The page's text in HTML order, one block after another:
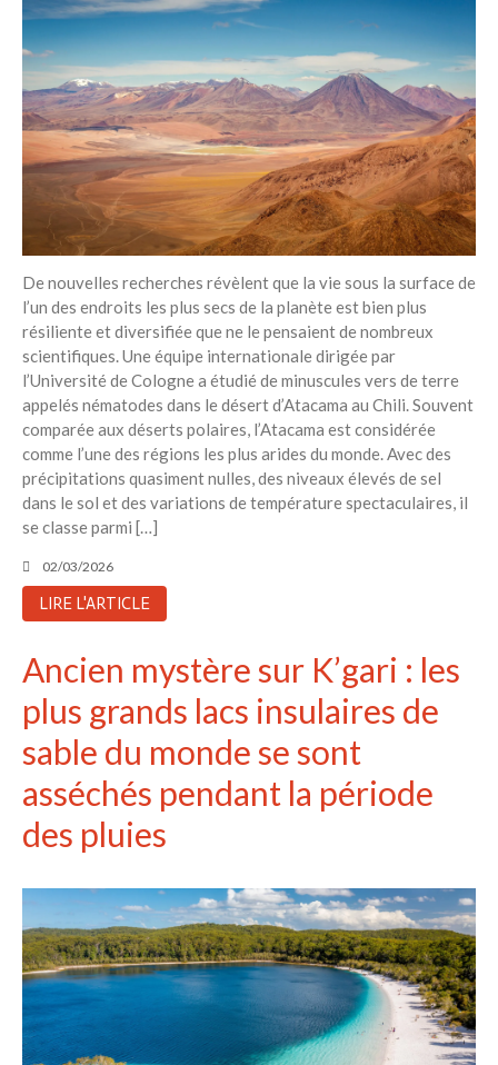
De nouvelles recherches révèlent que la vie sous la surface de
l’un des endroits les plus secs de la planète est bien plus
résiliente et diversifiée que ne le pensaient de nombreux
scientifiques. Une équipe internationale dirigée par
l’Université de Cologne a étudié de minuscules vers de terre
appelés nématodes dans le désert d’Atacama au Chili. Souvent
comparée aux déserts polaires, l’Atacama est considérée
comme l’une des régions les plus arides du monde. Avec des
précipitations quasiment nulles, des niveaux élevés de sel
dans le sol et des variations de température spectaculaires, il
se classe parmi […]
02/03/2026
LIRE L'ARTICLE
Ancien mystère sur K’gari : les
plus grands lacs insulaires de
sable du monde se sont
asséchés pendant la période
des pluies